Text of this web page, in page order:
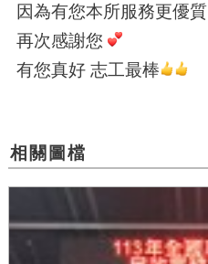
因為有您本所服務更優質
再次感謝您
有您真好 志工最棒
相關圖檔